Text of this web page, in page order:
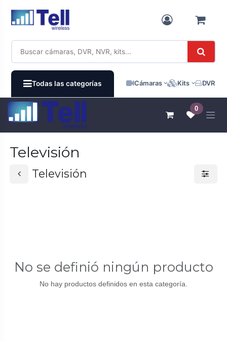
Todas las categorías Cámaras Kits DVR /
0
Televisión
Televisión
No se definió ningún producto
No hay productos definidos en esta categoría.